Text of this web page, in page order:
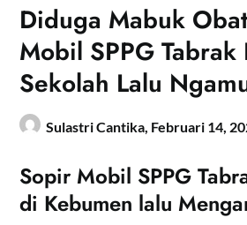
Diduga Mabuk
Mobil SPPG Tabrak
Sekolah Lalu
Sulastri Cantika, Februari 14,
Sopir Mobil SPPG
di Kebumen lalu